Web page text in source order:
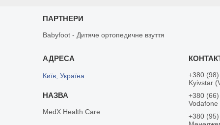
ПАРТНЕРИ
Babyfoot - Дитяче ортопедичне взуття
Київ, Україна
MedX Health Care
+380
Kyivstar
+380
Vodafone
+380